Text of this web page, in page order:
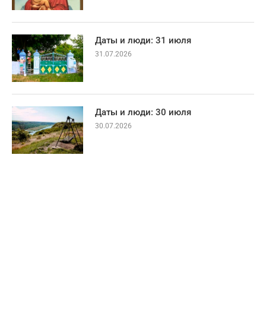
Даты и люди: 31 июля
31.07.2026
Даты и люди: 30 июля
30.07.2026